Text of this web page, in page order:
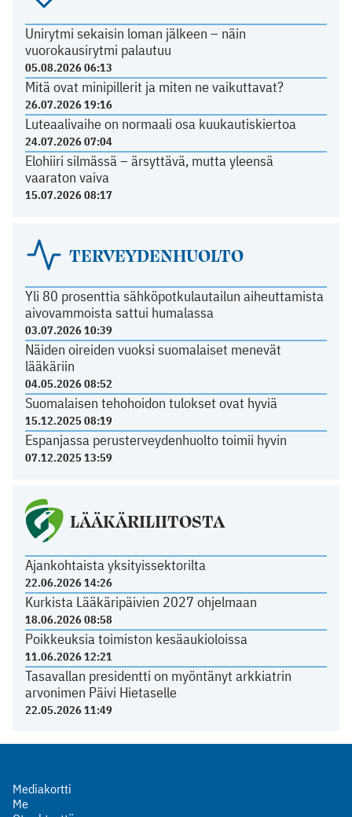
Unirytmi sekaisin loman jälkeen – näin
vuorokausirytmi palautuu
05.08.2026 06:13
Mitä ovat minipillerit ja miten ne vaikuttavat?
26.07.2026 19:16
Luteaalivaihe on normaali osa kuukautiskiertoa
24.07.2026 07:04
Elohiiri silmässä – ärsyttävä, mutta yleensä
vaaraton vaiva
15.07.2026 08:17
TERVEYDENHUOLTO
Yli 80 prosenttia sähköpotkulautailun aiheuttamista
aivovammoista sattui humalassa
03.07.2026 10:39
Näiden oireiden vuoksi suomalaiset menevät
lääkäriin
04.05.2026 08:52
Suomalaisen tehohoidon tulokset ovat hyviä
15.12.2025 08:19
Espanjassa perusterveydenhuolto toimii hyvin
07.12.2025 13:59
LÄÄKÄRILIITOSTA
Ajankohtaista yksityissektorilta
22.06.2026 14:26
Kurkista Lääkäripäivien 2027 ohjelmaan
18.06.2026 08:58
Poikkeuksia toimiston kesäaukioloissa
11.06.2026 12:21
Tasavallan presidentti on myöntänyt arkkiatrin
arvonimen Päivi Hietaselle
22.05.2026 11:49
Mediakortti
Me